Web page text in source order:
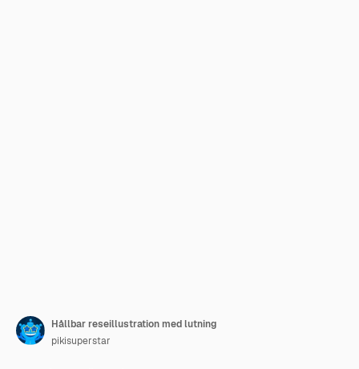
Hållbar reseillustration med lutning
pikisuperstar